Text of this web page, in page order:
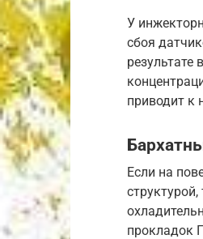
У
сбоя
приводит к
Если на
прокладок